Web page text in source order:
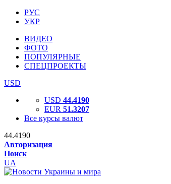
РУС
УКР
ВИДЕО
ФОТО
ПОПУЛЯРНЫЕ
СПЕЦПРОЕКТЫ
USD
USD 44.4190
EUR 51.3207
Все курсы валют
44.4190
Авторизация
Поиск
UA